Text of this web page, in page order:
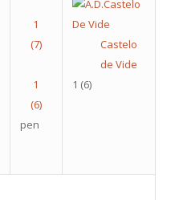
pen
Castelo
de Vide
1 (6)